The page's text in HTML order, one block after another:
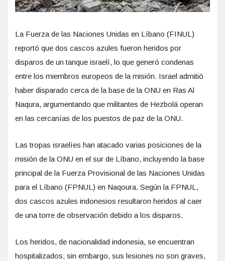
La Fuerza de las Naciones Unidas en Líbano (FINUL)
reportó que dos cascos azules fueron heridos por
disparos de un tanque israelí, lo que generó condenas
entre los miembros europeos de la misión. Israel admitió
haber disparado cerca de la base de la ONU en Ras Al
Naqura, argumentando que militantes de Hezbolá operan
en las cercanías de los puestos de paz de la ONU.
Las tropas israelíes han atacado varias posiciones de la
misión de la ONU en el sur de Líbano, incluyendo la base
principal de la Fuerza Provisional de las Naciones Unidas
para el Líbano (FPNUL) en Naqoura. Según la FPNUL,
dos cascos azules indonesios resultaron heridos al caer
de una torre de observación debido a los disparos.
Los heridos, de nacionalidad indonesia, se encuentran
hospitalizados; sin embargo, sus lesiones no son graves,